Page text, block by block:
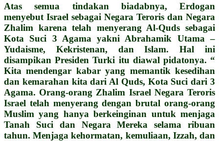
Atas semua tindakan biadabnya, Erdogan
menyebut Israel sebagai Negara Teroris dan Negara
Zhalim karena telah menyerang Al-Quds sebagai
Kota Suci 3 Agama yakni Abrahamik Utama –
Yudaisme, Kekristenan, dan Islam. Hal ini
disampikan Presiden Turki itu diawal pidatonya. “
Kita mendengar kabar yang memantik kesedihan
dan kemarahan kita dari Al Quds, Kota Suci dari 3
Agama. Orang-orang Zhalim Israel Negara Teroris
Israel telah menyerang dengan brutal orang-orang
Muslim yang hanya berkeinginan untuk menjaga
Tanah Suci dan Negara Mereka selama ribuan
tahun. Menjaga kehormatan, kemuliaan, Izzah, dan